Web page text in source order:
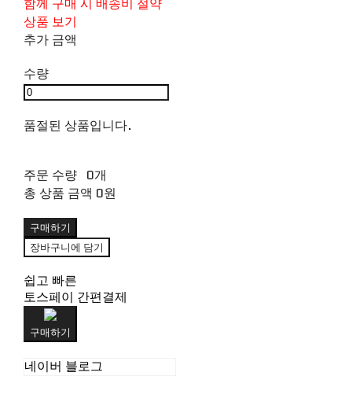
함께 구매 시 배송비 절약
상품 보기
추가 금액
수량
품절된 상품입니다.
주문 수량 0개
총 상품 금액 0원
구매하기
장바구니에 담기
쉽고 빠른
토스페이 간편결제
구매하기
네이버 블로그